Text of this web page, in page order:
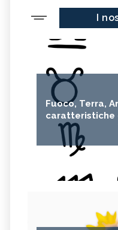
I
Fuoco, Terra,
caratteristiche